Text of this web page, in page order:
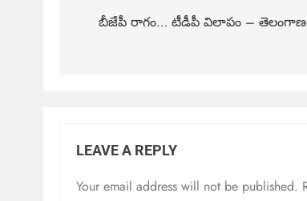
బీజేపీ రాగం… టీడీపీ విలాపం – తెలంగాణ
LEAVE A REPLY
Your email address will not be published.